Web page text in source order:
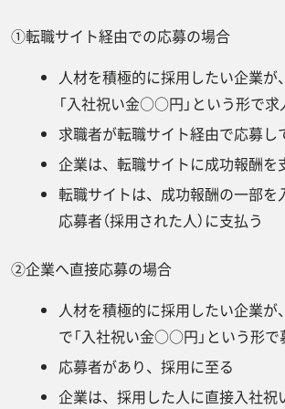
①転職サイト経由での応募の場合
人材を積極的に採用したい企業が
「入社祝い金○○円」という形で
求職者が転職サイト経由で応募し
企業は、転職サイトに成功報酬を
転職サイトは、成功報酬の一部を
応募者（採用された人）に支払う
②企業へ直接応募の場合
人材を積極的に採用したい企業が
で「入社祝い金○○円」という形で
応募者があり、採用に至る
企業は、採用した人に直接入社祝